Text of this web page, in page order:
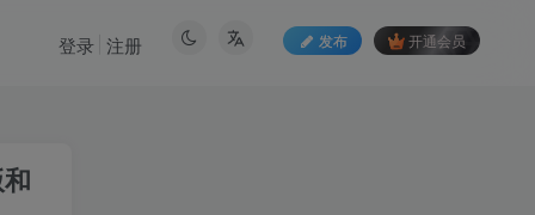
发布 开通会员
登录 注册